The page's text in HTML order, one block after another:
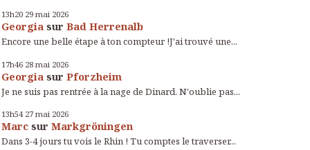
13h20 29 mai 2026
Georgia sur Bad Herrenalb
Encore une belle étape à ton compteur !J'ai trouvé une...
17h46 28 mai 2026
Georgia sur Pforzheim
Je ne suis pas rentrée à la nage de Dinard. N'oublie pas...
13h54 27 mai 2026
Marc sur Markgröningen
Dans 3-4 jours tu vois le Rhin ! Tu comptes le traverser...